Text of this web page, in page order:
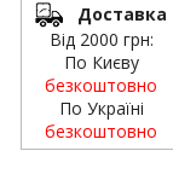
Доставка
Від 2000 грн:
По Києву
безкоштовно
По Україні
безкоштовно